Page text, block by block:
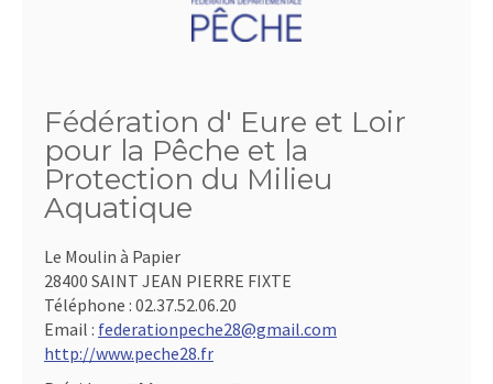
Fédération d' Eure et Loir
pour la Pêche et la
Protection du Milieu
Aquatique
Le Moulin à Papier
28400 SAINT JEAN PIERRE FIXTE
Téléphone : 02.37.52.06.20
Email : federationpeche28@gmail.com
http://www.peche28.fr